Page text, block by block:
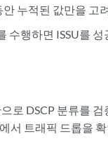
누적된 값만을 고
수행하면 ISSU를
로 DSCP 분류를
서 트래픽 드롭을